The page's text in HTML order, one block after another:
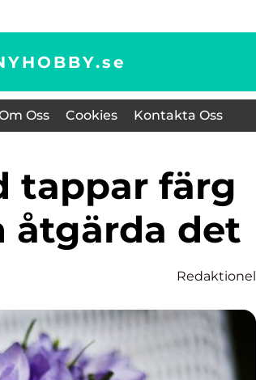
se
Oss Cookies Kontakta Oss
åtgärda det
Redaktionel